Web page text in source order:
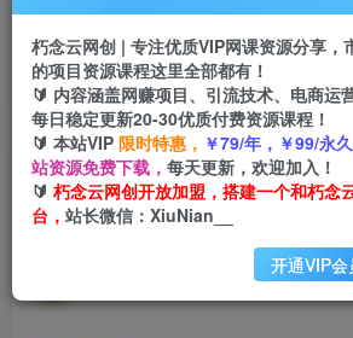
四导航 导航
首页 创业课程 会员专属 正文
（5996期）每天20分钟，轻松零
教程
朽念云网创 | 专注优质VIP网课资源分享，
的项目资源课程这里全部都有！
🔰 内容涵盖网赚项目、引流技术、电商运
每日稳定更新20-30优质付费资源课程！
🔰 本站VIP 限时特惠， ￥79/年，￥99/永
站资源免费下载， 每天更新，欢迎加入！
🔰 朽念云网创开放加盟，搭建一个和朽念
台， 站长微信：XiuNian__
开通VIP会